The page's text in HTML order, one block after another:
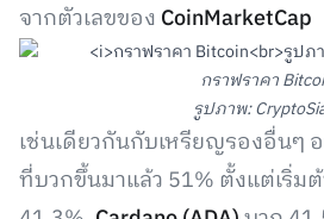
จากตัวเลขของ CoinMarketCap
กราฟราคา
รูปภาพ:
เช่นเดียวกันกับเหรียญรองอื่นๆ
ที่บวกขึ้นมาแล้ว 51% ตั้งแต่เริ่ม